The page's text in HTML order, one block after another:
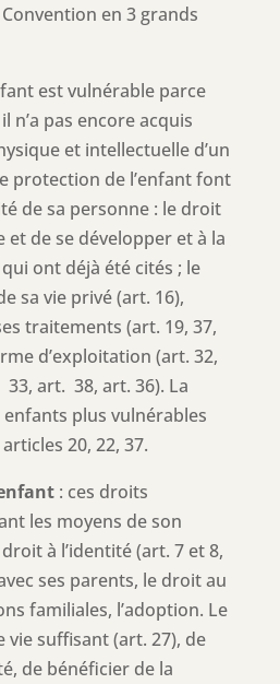
en 3 grands
est vulnérable parce
n’a pas encore acquis
et intellectuelle d’un
protection de l’enfant font
de sa personne : le droit
et de se développer et à la
ont déjà été cités ; le
sa vie privé (art. 16),
traitements (art. 19, 37,
d’exploitation (art. 32,
art. 38, art. 36). La
plus vulnérables
20, 22, 37.
: ces droits
les moyens de son
à l’identité (art. 7 et 8,
ses parents, le droit au
familiales, l’adoption. Le
vie suffisant (art. 27), de
de bénéficier de la